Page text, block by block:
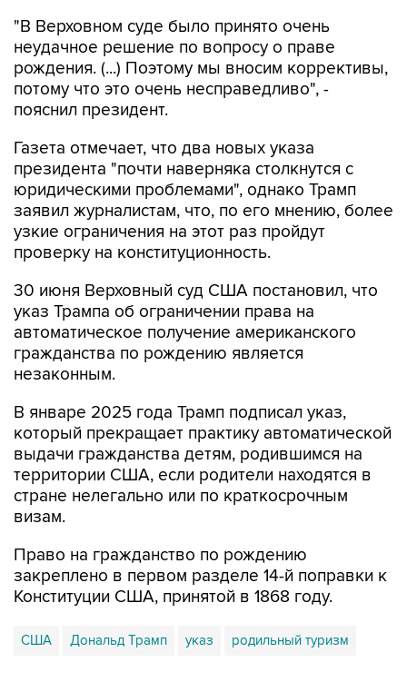
"В Верховном суде было принято очень
неудачное решение по вопросу о праве
рождения. (...) Поэтому мы вносим коррективы,
потому что это очень несправедливо", -
пояснил президент.
Газета отмечает, что два новых указа
президента "почти наверняка столкнутся с
юридическими проблемами", однако Трамп
заявил журналистам, что, по его мнению, более
узкие ограничения на этот раз пройдут
проверку на конституционность.
30 июня Верховный суд США постановил, что
указ Трампа об ограничении права на
автоматическое получение американского
гражданства по рождению является
незаконным.
В январе 2025 года Трамп подписал указ,
который прекращает практику автоматической
выдачи гражданства детям, родившимся на
территории США, если родители находятся в
стране нелегально или по краткосрочным
визам.
Право на гражданство по рождению
закреплено в первом разделе 14-й поправки к
Конституции США, принятой в 1868 году.
США Дональд Трамп указ родильный туризм